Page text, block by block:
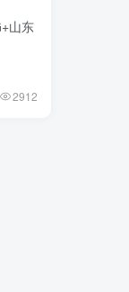
山东
2912